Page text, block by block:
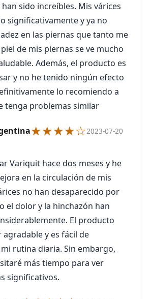
sido increíbles. Mis várices
significativamente y ya no
en las piernas que tanto me
de mis piernas se ve mucho
Además, el producto es
y no he tenido ningún efecto
lo recomiendo a
tenga problemas similar
★★★★☆2023-07-20
Variquit hace dos meses y he
en la circulación de mis
no han desaparecido por
el dolor y la hinchazón han
El producto
y es fácil de
rutina diaria. Sin embargo,
más tiempo para ver
significativos.